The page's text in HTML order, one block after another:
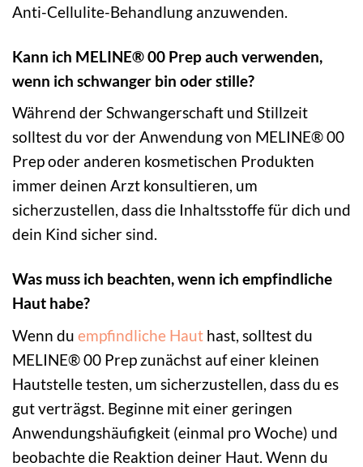
Anti-Cellulite-Behandlung anzuwenden.
Kann ich MELINE® 00 Prep auch verwenden,
wenn ich schwanger bin oder stille?
Während der Schwangerschaft und Stillzeit
solltest du vor der Anwendung von MELINE® 00
Prep oder anderen kosmetischen Produkten
immer deinen Arzt konsultieren, um
sicherzustellen, dass die Inhaltsstoffe für dich und
dein Kind sicher sind.
Was muss ich beachten, wenn ich empfindliche
Haut habe?
Wenn du empfindliche Haut hast, solltest du
MELINE® 00 Prep zunächst auf einer kleinen
Hautstelle testen, um sicherzustellen, dass du es
gut verträgst. Beginne mit einer geringen
Anwendungshäufigkeit (einmal pro Woche) und
beobachte die Reaktion deiner Haut. Wenn du